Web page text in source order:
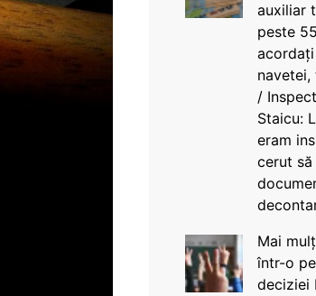
auxiliar
peste
/
Staicu:
eram
cerut să
Mai
într-o
deciziei